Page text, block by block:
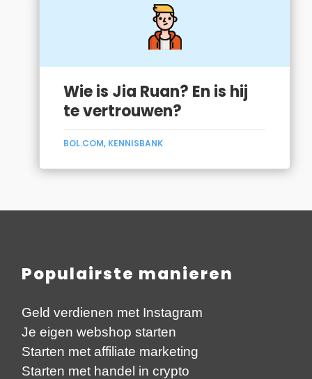
Wie is Jia Ruan? En is hij
te vertrouwen?
BOL.COM, KENNISBANK
Populairste manieren
Geld verdienen met Instagram
Je eigen webshop starten
Starten met affiliate marketing
Starten met handel in crypto